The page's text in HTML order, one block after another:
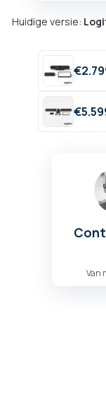
Huidige versie:
€
€
Van